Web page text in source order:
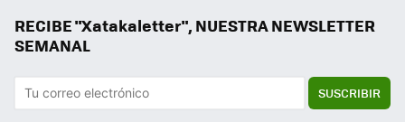
RECIBE "Xatakaletter", NUESTRA NEWSLETTER
SEMANAL
SUSCRIBIR